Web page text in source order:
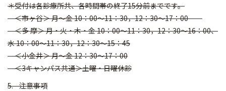
＊受付は各診療所共、各時間帯の終了15分前までです。
＜市ヶ谷＞ 月～金 10：00～11：30，12：30～17：00
＜多 摩＞ 月・火・木・金 10：00～11：30，12：30～16：00、
水 10：00～11：30，12：30～15：45
＜小金井＞ 月～金 12：30～17：00
＜3キャンパス共通＞土曜・日曜休診
5. 注意事項